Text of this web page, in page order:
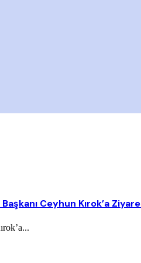
Ceyhun Kırok’a